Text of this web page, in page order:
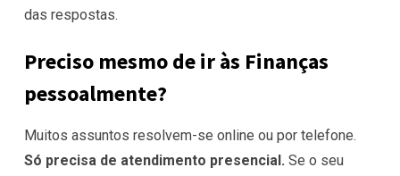
das respostas.
Preciso mesmo de ir às Finanças
pessoalmente?
Muitos assuntos resolvem-se online ou por telefone.
Só precisa de atendimento presencial. Se o seu